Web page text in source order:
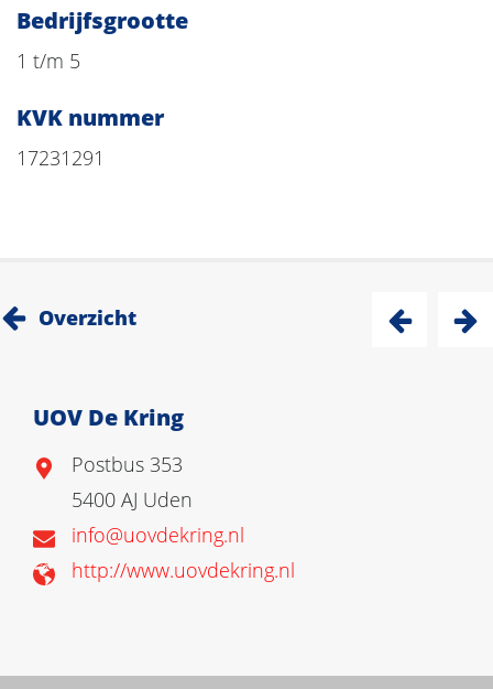
Bedrijfsgrootte
1 t/m 5
KVK nummer
17231291
Overzicht
UOV De Kring
Postbus 353
5400 AJ Uden
info@uovdekring.nl
http://www.uovdekring.nl